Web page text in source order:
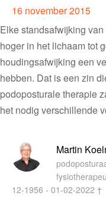
16 november 2015
Elke standsafwijking
hoger in het lichaam tot
houdingsafwijking een
hebben. Dat is een zin
podoposturale therapie
het nodig verschillende
Martin
12-1956 - 01-02-2022 †